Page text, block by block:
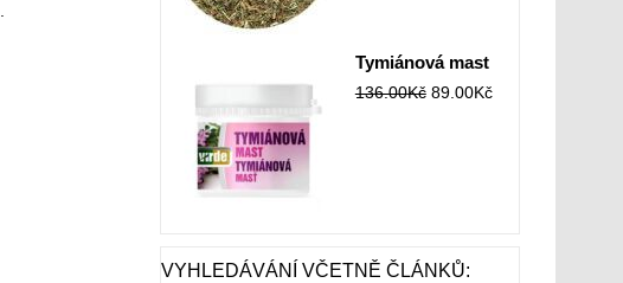
Tymiánová mast
136.00Kč 89.00Kč
VYHLEDÁVÁNÍ VČETNĚ ČLÁNKŮ: